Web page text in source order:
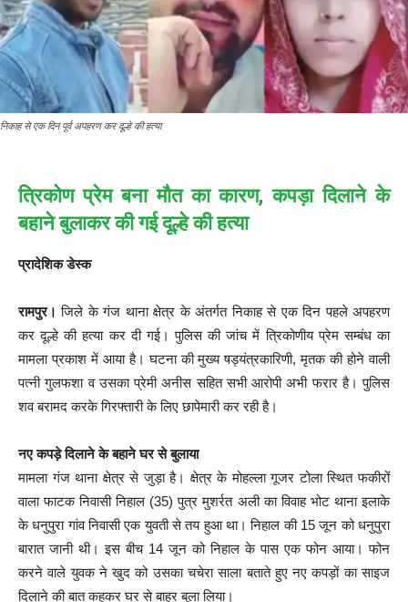
निकाह से एक दिन पूर्व अपहरण कर दूल्हे की हत्या
त्रिकोण प्रेम बना मौत का कारण, कपड़ा दिलाने के
बहाने बुलाकर की गई दूल्हे की हत्या
प्रादेशिक डेस्क
रामपुर। जिले के गंज थाना क्षेत्र के अंतर्गत निकाह से एक दिन पहले अपहरण
कर दूल्हे की हत्या कर दी गई। पुलिस की जांच में त्रिकोणीय प्रेम सम्बंध का
मामला प्रकाश में आया है। घटना की मुख्य षड्यंत्रकारिणी, मृतक की होने वाली
पत्नी गुलफशा व उसका प्रेमी अनीस सहित सभी आरोपी अभी फरार है। पुलिस
शव बरामद करके गिरफ्तारी के लिए छापेमारी कर रही है।
नए कपड़े दिलाने के बहाने घर से बुलाया
मामला गंज थाना क्षेत्र से जुड़ा है। क्षेत्र के मोहल्ला गूजर टोला स्थित फकीरों
वाला फाटक निवासी निहाल (35) पुत्र मुशर्रत अली का विवाह भोट थाना इलाके
के धनुपुरा गांव निवासी एक युवती से तय हुआ था। निहाल की 15 जून को धनुपुरा
बारात जानी थी। इस बीच 14 जून को निहाल के पास एक फोन आया। फोन
करने वाले युवक ने खुद को उसका चचेरा साला बताते हुए नए कपड़ों का साइज
दिलाने की बात कहकर घर से बाहर बुला लिया।